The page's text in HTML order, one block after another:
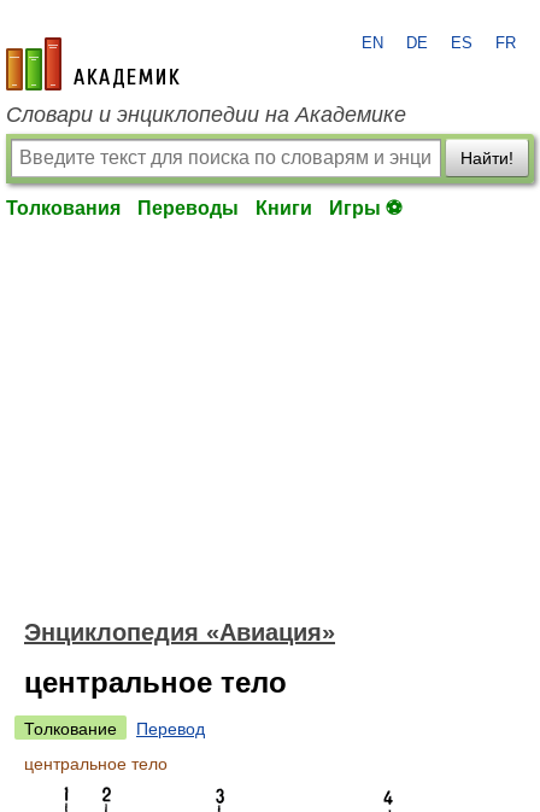
academic.ru
EN DE ES FR
Словари и энциклопедии на Академике
Найти!
Толкования Переводы Книги Игры ⚽
Энциклопедия «Авиация»
центральное тело
Толкование
Перевод
центральное тело